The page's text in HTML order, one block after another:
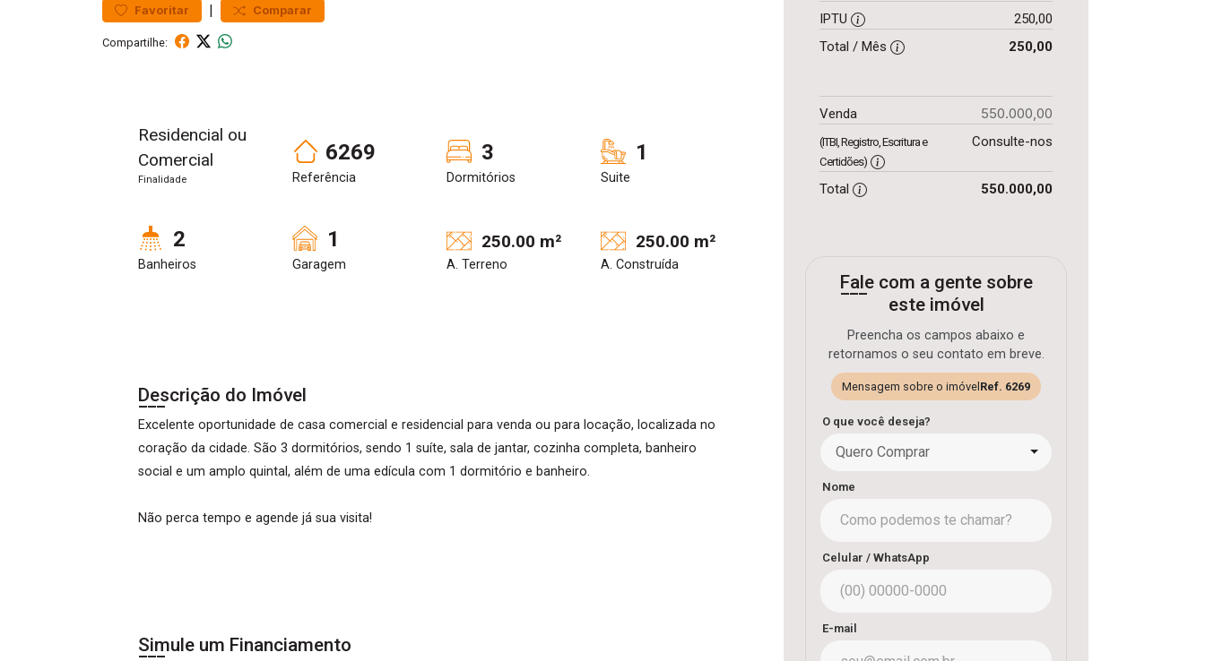
Favoritar | Comparar
Compartilhe:
Residencial ou
Comercial
Finalidade
6269
Referência
3
Dormitórios
1
Suite
2
Banheiros
1
Garagem
250.00 m²
A. Terreno
250.00 m²
A. Construída
Descrição do Imóvel
Excelente oportunidade de casa comercial e residencial para venda ou para locação, localizada no
coração da cidade. São 3 dormitórios, sendo 1 suíte, sala de jantar, cozinha completa, banheiro
social e um amplo quintal, além de uma edícula com 1 dormitório e banheiro.
Não perca tempo e agende já sua visita!
Simule um Financiamento
IPTU
250,00
Total / Mês
250,00
Venda 550.000,00
(ITBI, Registro, Escritura e
Certidões)
Consulte-nos
Total 550.000,00
Fale com a gente sobre
este imóvel
Preencha os campos abaixo e
retornamos o seu contato em breve.
Mensagem sobre o imóvel Ref. 6269
O que você deseja?
Quero Comprar
Nome
Celular / WhatsApp
E-mail